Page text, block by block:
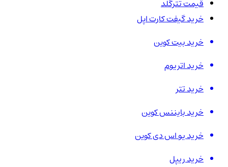
قیمت تترگلد
خرید گیفت کارت اپل
خرید بیت کوین
خرید اتریوم
خرید تتر
خرید بایننس کوین
خرید یو اس دی کوین
خرید ریپل